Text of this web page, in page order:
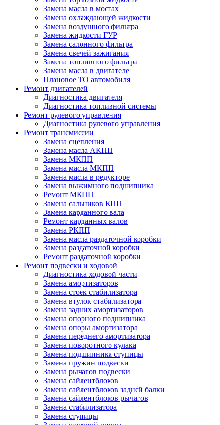
Замена масла в мостах
Замена охлаждающей жидкости
Замена воздушного фильтра
Замена жидкости ГУР
Замена салонного фильтра
Замена свечей зажигания
Замена топливного фильтра
Замена масла в двигателе
Плановое ТО автомобиля
Ремонт двигателей
Диагностика двигателя
Диагностика топливной системы
Ремонт рулевого управления
Диагностика рулевого управления
Ремонт трансмиссии
Замена сцепления
Замена масла АКПП
Замена МКПП
Замена масла МКПП
Замена масла в редукторе
Замена выжимного подшипника
Ремонт МКПП
Замена сальников КПП
Замена карданного вала
Ремонт карданных валов
Замена РКПП
Замена масла раздаточной коробки
Замена раздаточной коробки
Ремонт раздаточной коробки
Ремонт подвески и ходовой
Диагностика ходовой части
Замена амортизаторов
Замена стоек стабилизатора
Замена втулок стабилизатора
Замена задних амортизаторов
Замена опорного подшипника
Замена опоры амортизатора
Замена переднего амортизатора
Замена поворотного кулака
Замена подшипника ступицы
Замена пружин подвески
Замена рычагов подвески
Замена сайлентблоков
Замена сайлентблоков задней балки
Замена сайлентблоков рычагов
Замена стабилизатора
Замена ступицы